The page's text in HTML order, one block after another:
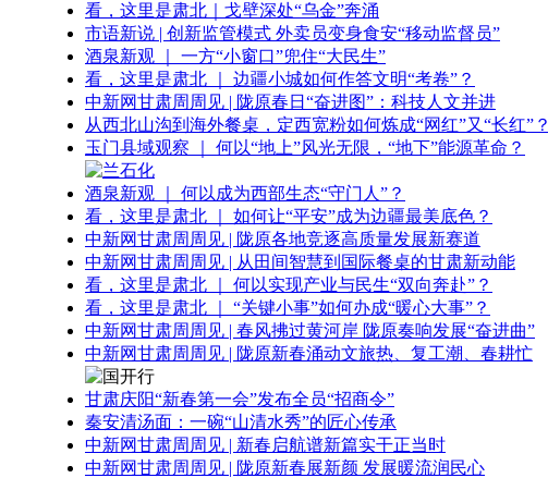
看，这里是肃北｜戈壁深处“乌金”奔涌
市语新说 | 创新监管模式 外卖员变身食安“移动监督员”
酒泉新观 ｜ 一方“小窗口”兜住“大民生”
看，这里是肃北 ｜ 边疆小城如何作答文明“考卷”？
中新网甘肃周周见 | 陇原春日“奋进图”：科技人文并进
从西北山沟到海外餐桌，定西宽粉如何炼成“网红”又“长红”？
玉门县域观察 ｜ 何以“地上”风光无限，“地下”能源革命？
酒泉新观 ｜ 何以成为西部生态“守门人”？
看，这里是肃北 ｜ 如何让“平安”成为边疆最美底色？
中新网甘肃周周见 | 陇原各地竞逐高质量发展新赛道
中新网甘肃周周见 | 从田间智慧到国际餐桌的甘肃新动能
看，这里是肃北 ｜ 何以实现产业与民生“双向奔赴”？
看，这里是肃北 ｜ “关键小事”如何办成“暖心大事”？
中新网甘肃周周见 | 春风拂过黄河岸 陇原奏响发展“奋进曲”
中新网甘肃周周见 | 陇原新春涌动文旅热、复工潮、春耕忙
甘肃庆阳“新春第一会”发布全员“招商令”
秦安清汤面：一碗“山清水秀”的匠心传承
中新网甘肃周周见 | 新春启航谱新篇实干正当时
中新网甘肃周周见 | 陇原新春展新颜 发展暖流润民心